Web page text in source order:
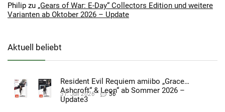
Philip zu „Gears of War: E-Day“ Collectors Edition und weitere
Varianten ab Oktober 2026 – Update
Aktuell beliebt
Resident Evil Requiem amiibo „Grace
Ashcroft“ & Leon“ ab Sommer 2026 –
Update3
31. Juli 2026 56